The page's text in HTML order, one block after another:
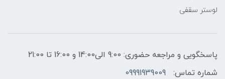
لوستر سقفی
پاسخگویی و مراجعه حضوری: 9:00 الی14:00 و 16:00 تا 21:00
شماره تماس:
09991939009